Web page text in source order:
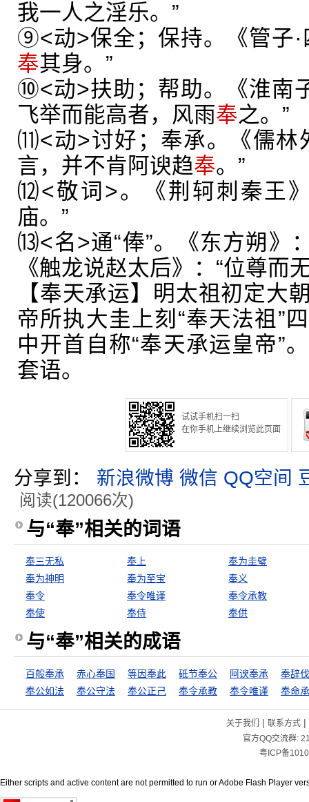
我一人之淫乐。”
⑨<动>保全；保持。《管子·
奉其身。”
⑩<动>扶助；帮助。《淮南
飞举而能高者，风雨奉之。”
⑾<动>讨好；奉承。《儒林
言，并不肯阿谀趋奉。”
⑿<敬词>。《荆轲刺秦王
庙。”
⒀<名>通“俸”。《东方朔》
《触龙说赵太后》：“位尊而
【奉天承运】明太祖初定大
帝所执大圭上刻“奉天法祖”
中开首自称“奉天承运皇帝”
套语。
试试手机扫一扫
在你手机上继续浏览此页面
分享到： 新浪微博 微信 QQ空间
阅读(120066次)
与“奉”相关的词语
奉三无私 奉上
奉为圭璧
奉为神明
奉为至宝
奉义
奉令
奉令唯谨
奉令承教
奉使
奉侍 奉供
与“奉”相关的成语
百般奉承 赤心奉国 等因奉此 砥节奉公 阿谀奉承
奉辞
奉公如法
奉公守法 奉公正己 奉令承教 奉令唯谨 奉命
关于我们 | 联系方式|
官方QQ交流群:
粤ICP备
Either scripts and active content are not permitted to run or Adobe Flash Player